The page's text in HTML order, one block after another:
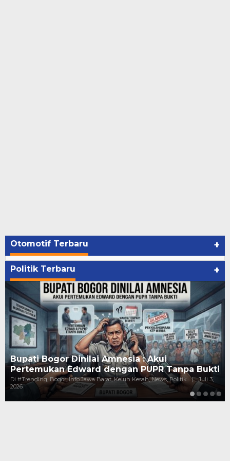
Otomotif Terbaru +
Politik Terbaru +
Bukti
Juli 3,
Kejanggalan Pundi-Pundi Kepala Dinas
Gaji Puluhan Juta, Harta Melejit Mi…
Di #Trending, Bogor, Hukum, Info Jawa Barat, Keluh Kesah,
Politik
| Juni 10, 2026